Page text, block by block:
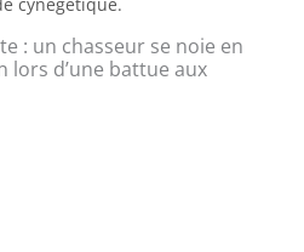
: un chasseur se noie en
lors d’une battue aux